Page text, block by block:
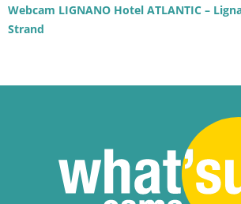
Webcam LIGNANO Hotel ATLANTIC –
Strand